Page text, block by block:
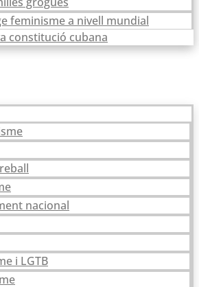
feminisme a nivell mundial
constitució cubana
nacional
i LGTB